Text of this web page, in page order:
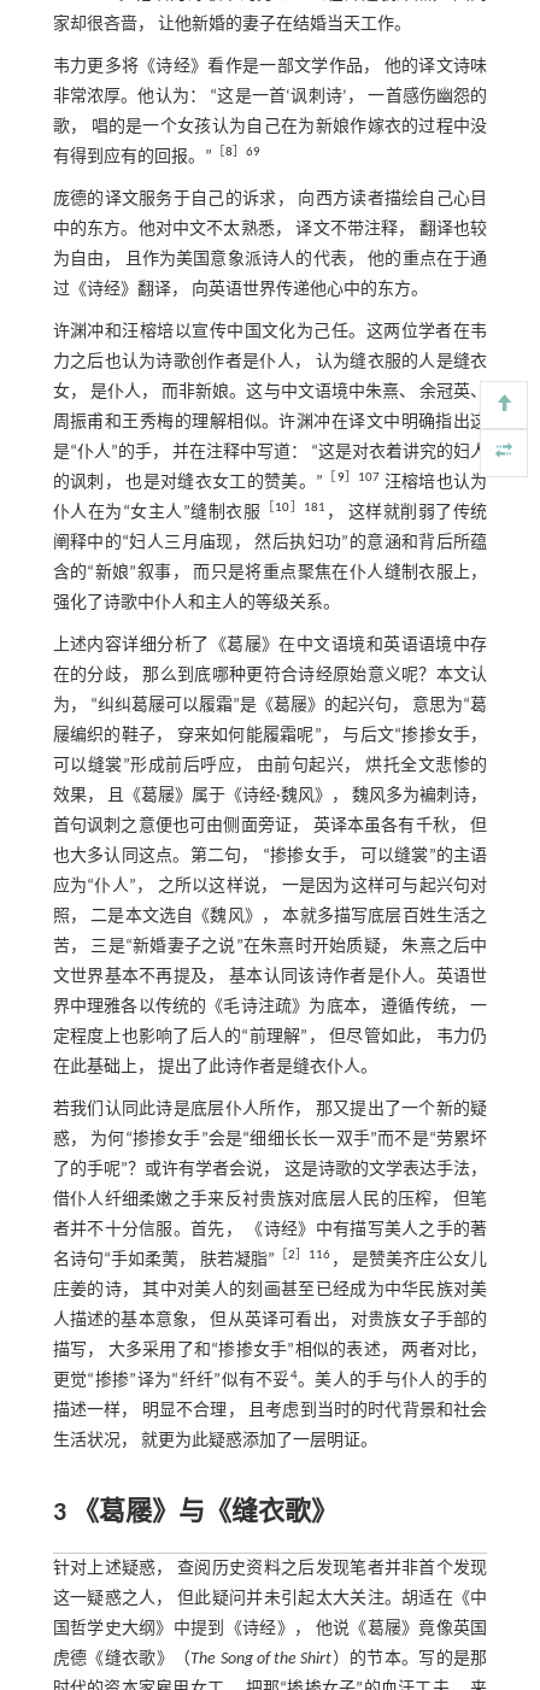
家却很吝啬， 让他新婚的妻子在结婚当天工作。
韦力更多将《诗经》看作是一部文学作品， 他的译文诗味
非常浓厚。他认为： “这是一首‘讽刺诗’， 一首感伤幽怨的
歌， 唱的是一个女孩认为自己在为新娘作嫁衣的过程中没
有得到应有的回报。”
8 ］69
庞德的译文服务于自己的诉求， 向西方读者描绘自己心目
中的东方。他对中文不太熟悉， 译文不带注释， 翻译也较
为自由， 且作为美国意象派诗人的代表， 他的重点在于通
过《诗经》翻译， 向英语世界传递他心中的东方。
许渊冲和汪榕培以宣传中国文化为己任。这两位学者在韦
力之后也认为诗歌创作者是仆人， 认为缝衣服的人是缝衣
女， 是仆人， 而非新娘。这与中文语境中朱熹、 余冠英、
周振甫和王秀梅的理解相似。许渊冲在译文中明确指出这
是“仆人”的手， 并在注释中写道： “这是对衣着讲究的妇人
的讽刺， 也是对缝衣女工的赞美。”
9］107 汪榕培也认为
仆人在为“女主人”缝制衣服
10 ］181 ， 这样就削弱了传统
阐释中的“妇人三月庙现， 然后执妇功”的意涵和背后所蕴
含的“新娘”叙事， 而只是将重点聚焦在仆人缝制衣服上，
强化了诗歌中仆人和主人的等级关系。
上述内容详细分析了《葛屦》在中文语境和英语语境中存
在的分歧， 那么到底哪种更符合诗经原始意义呢？本文认
为， “纠纠葛屦可以履霜”是《葛屦》的起兴句， 意思为“葛
屦编织的鞋子， 穿来如何能履霜呢”， 与后文“掺掺女手，
可以缝裳”形成前后呼应， 由前句起兴， 烘托全文悲惨的
效果， 且《葛屦》属于《诗经·魏风》， 魏风多为褊刺诗，
首句讽刺之意便也可由侧面旁证， 英译本虽各有千秋， 但
也大多认同这点。第二句， “掺掺女手， 可以缝裳”的主语
应为“仆人”， 之所以这样说， 一是因为这样可与起兴句对
照， 二是本文选自《魏风》， 本就多描写底层百姓生活之
苦， 三是“新婚妻子之说”在朱熹时开始质疑， 朱熹之后中
文世界基本不再提及， 基本认同该诗作者是仆人。英语世
界中理雅各以传统的《毛诗注疏》为底本， 遵循传统， 一
定程度上也影响了后人的“前理解”， 但尽管如此， 韦力仍
在此基础上， 提出了此诗作者是缝衣仆人。
若我们认同此诗是底层仆人所作， 那又提出了一个新的疑
惑， 为何“掺掺女手”会是“细细长长一双手”而不是“劳累坏
了的手呢”？或许有学者会说， 这是诗歌的文学表达手法，
借仆人纤细柔嫩之手来反衬贵族对底层人民的压榨， 但笔
者并不十分信服。首先， 《诗经》中有描写美人之手的著
名诗句“手如柔荑， 肤若凝脂” ［2 ］116 ， 是赞美齐庄公女儿
庄姜的诗， 其中对美人的刻画甚至已经成为中华民族对美
人描述的基本意象， 但从英译可看出， 对贵族女子手部的
描写， 大多采用了和“掺掺女手”相似的表述， 两者对比，
更觉“掺掺”译为“纤纤”似有不妥4。美人的手与仆人的手的
描述一样， 明显不合理， 且考虑到当时的时代背景和社会
生活状况， 就更为此疑惑添加了一层明证。
3 《葛屦》与《缝衣歌》
针对上述疑惑， 查阅历史资料之后发现笔者并非首个发现
这一疑惑之人， 但此疑问并未引起太大关注。胡适在《中
国哲学史大纲》中提到《诗经》， 他说《葛屦》竟像英国
虎德《缝衣歌》（The Song of the Shirt ）的节本。写的是那